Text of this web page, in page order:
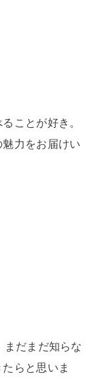
ことが好き。
力をお届けい
まだまだ知らな
らと思いま